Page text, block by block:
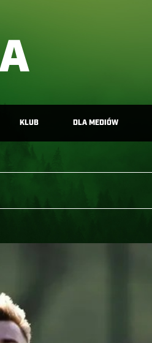
KLUB DLA MEDIÓW